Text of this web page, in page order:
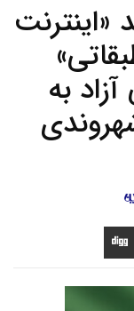
«اینترنت
به